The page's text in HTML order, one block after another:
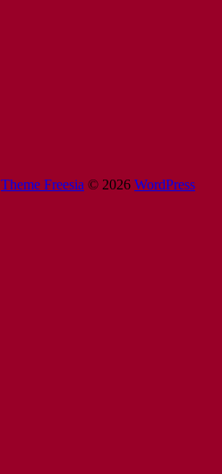
Theme Freesia © 2026 WordPress